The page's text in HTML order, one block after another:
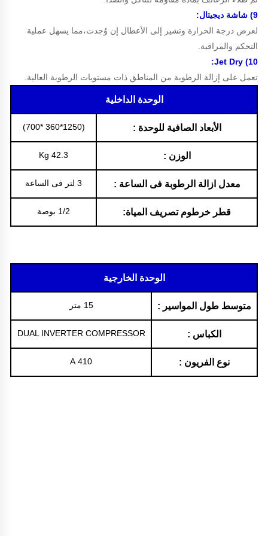
9) شاشة ديجيتال:
لعرض درجة الحرارة وتشير إلى الأعطال إن وُجدت،مما يسهل عملية
التحكم والمراقبة.
10) Jet Dry:
تعمل على إزالة الرطوبة من المناطق ذات مستويات الرطوبة العالية.
الوحدة الداخلية
الأبعاد الصافية للوحدة : (1250*360 *700)
الوزن : 42.3 Kg
معدل ازالة الرطوبة فى الساعة : 3 لتر فى الساعة
قطر خرطوم تصريف المياة: 1/2 بوصة
الوحدة الخارجية
متوسط طول المواسير : 15 متر
الكباس : DUAL INVERTER COMPRESSOR
نوع الفريون : 410 A